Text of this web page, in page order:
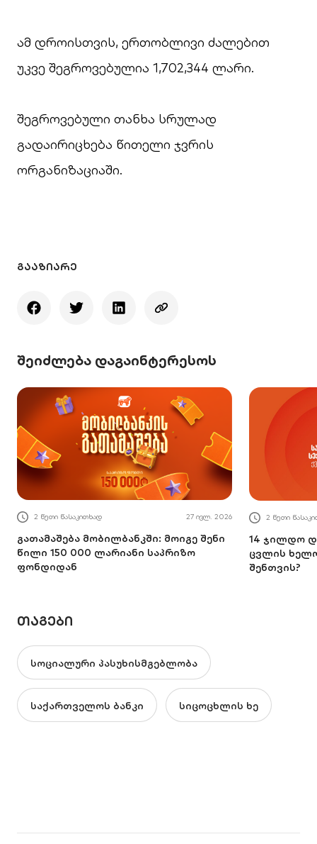
ამ დროისთვის, ერთობლივი ძალებით
უკვე შეგროვებულია 1,702,344 ლარი.
შეგროვებული თანხა სრულად
გადაირიცხება წითელი ჯვრის
ორგანიზაციაში.
ᲒᲐᲐᲖᲘᲐᲠᲔ
შეიძლება დაგაინტერესოს
2 წუთი წასაკითხად 27 ივლ. 2026
გათამაშება მობილბანკში: მოიგე შენი
წილი 150 000 ლარიანი საპრიზო
ფონდიდან
2 წუთი
14 ჯილდო
ცვლის
შენთვის?
ᲗᲐᲒᲔᲑᲘ
სოციალური პასუხისმგებლობა
საქართველოს ბანკი სიცოცხლის ხე